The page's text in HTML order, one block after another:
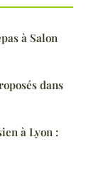
à Salon
dans
à Lyon :